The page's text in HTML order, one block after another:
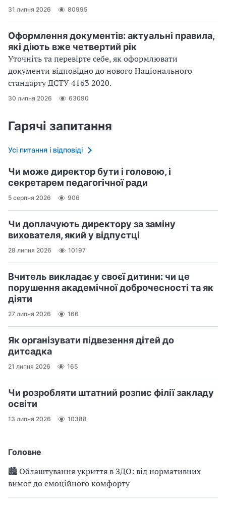
Головне
🏙 Облаштування укриття в ЗДО: від нормативних
вимог до емоційного комфорту
31 липня 2026 80995
Оформлення документів: актуальні правила,
які діють вже четвертий рік
Уточніть та перевірте себе, як оформлювати
документи відповідно до нового Націо­нального
стандарту ДСТУ 4163 2020.
30 липня 2026 63090
Гарячі запитання
Усі питання і відповіді
Чи може директор бути і головою, і
секретарем педагогічної ради
5 серпня 2026 906
Чи доплачують директору за заміну
вихователя, який у відпустці
28 липня 2026 10197
Вчитель викладає у своєї дитини: чи це
порушення академічної доброчесності та як
діяти
27 липня 2026 166
Як організувати підвезення дітей до
дитсадка
21 липня 2026 165
Чи розробляти штатний розпис філії закладу
освіти
13 липня 2026 10388